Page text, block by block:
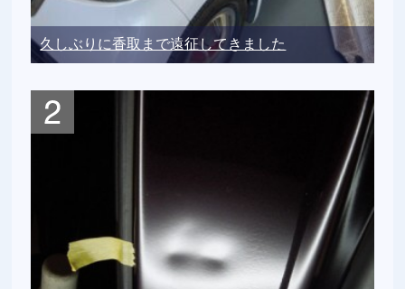
久しぶりに香取まで遠征してきました